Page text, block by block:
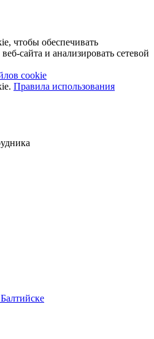
чтобы обеспечивать
сайта и анализировать сетевой
cookie
Правила использования